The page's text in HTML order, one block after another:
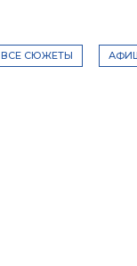
ВСЕ СЮЖЕТЫ